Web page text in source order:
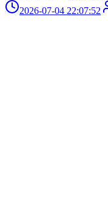
2026-07-04 22:07:52